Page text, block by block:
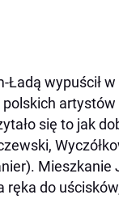
wypuścił
się to jak
ręka do